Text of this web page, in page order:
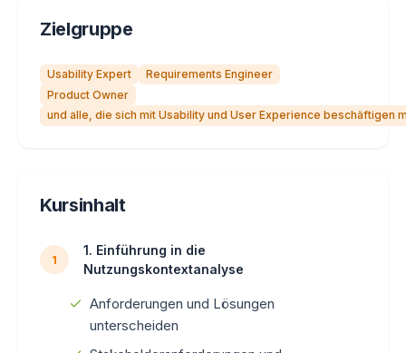
Zielgruppe
Usability Expert
Requirements Engineer
Product Owner
und alle, die sich mit Usability und User Experience beschäftigen
Kursinhalt
1
1. Einführung in die
Nutzungskontextanalyse
Anforderungen und Lösungen
unterscheiden